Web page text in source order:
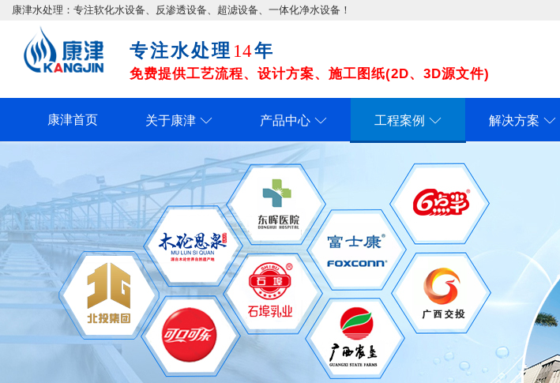
康津水处理：专注软化水设备、反渗透设备、超滤设备、一体化净水设备！
专注水处理 14年
免费提供工艺流程、设计方案、施工图纸(2D、3D源文件)
康津首页 关于康津 产品中心 工程案例 解决方案